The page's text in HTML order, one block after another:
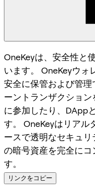
OneKeyは、安全性と
います。 OneKeyウォ
安全に保管および管
ーントランザクショ
に参加したり、DApp
す。 OneKeyはリアル
ースで透明なセキュ
の暗号資産を完全にコ
す。
リンクをコピー